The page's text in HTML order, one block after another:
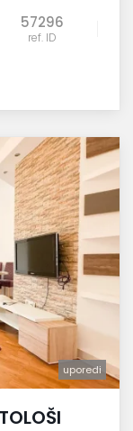
57296
ref. ID
uporedi